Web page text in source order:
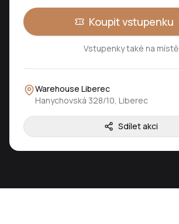
Koupit vstupenku
Vstupenky také na místě
Warehouse Liberec
Hanychovská 328/10, Liberec
Sdílet akci